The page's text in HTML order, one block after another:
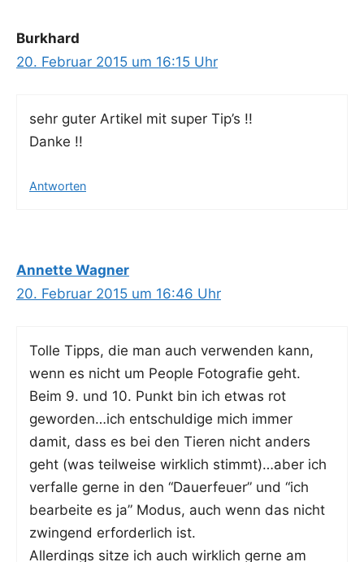
Burkhard
20. Februar 2015 um 16:15 Uhr
sehr guter Arti­kel mit super Tip’s !!
Danke !!
Antworten
Annette Wagner
20. Februar 2015 um 16:46 Uhr
Tol­le Tipps, die man auch ver­wen­den kann,
wenn es nicht um Peo­p­le Foto­gra­fie geht.
Beim 9. und 10. Punkt bin ich etwas rot
geworden…ich ent­schul­di­ge mich immer
damit, dass es bei den Tie­ren nicht anders
geht (was teil­wei­se wirk­lich stimmt)…aber ich
ver­fal­le ger­ne in den “Dau­er­feu­er” und “ich
bear­bei­te es ja” Modus, auch wenn das nicht
zwin­gend erfor­der­lich ist.
Aller­dings sit­ze ich auch wirk­lich ger­ne am